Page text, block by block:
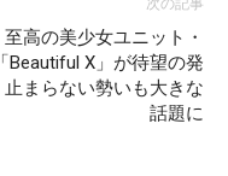
次の記事
至高の美少女ユニット・
Beautiful X」が待望の発
まらない勢いも大きな
話題に